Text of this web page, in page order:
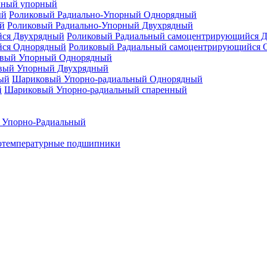
упорный
Роликовый Радиально-Упорный Однорядный
Роликовый Радиально-Упорный Двухрядный
Роликовый Радиальный самоцентрирующийся
Роликовый Радиальный самоцентрирующийся
Упорный Однорядный
Упорный Двухрядный
Шариковый Упорно-радиальный Однорядный
Шариковый Упорно-радиальный спаренный
Радиальный
подшипники